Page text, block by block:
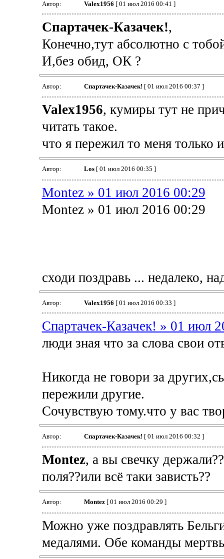
Автор: Valex1956 [ 01 июл 2016 00:41 ]
Спартачек-Казачек!,
Конечно,тут абсолютно с
И,без обид, ОК ?
Автор: Спартачек-Казачек! [ 01 июл 2016 00:37 ]
Valex1956, кумиры тут не
читать такое.
что я пережил то меня только
Автор: Los[ 01 июл 2016 00:35 ]
Montez » 01 июл 2016 00:29
Montez » 01 июл 2016 00:29
сходи поздравь ... недалеко,
Автор: Valex1956 [ 01 июл 2016 00:33 ]
Спартачек-Казачек! » 01 июл
люди зная что за слова свои
Никогда не говори за
пережили другие.
Сочувствую тому.что у вас
Автор: Спартачек-Казачек! [ 01 июл 2016 00:32 ]
Montez, а вы свечку
поля??или всё таки зависть??
Автор: Montez[ 01 июл 2016 00:29 ]
Можно уже поздравлять
медалями. Обе команды